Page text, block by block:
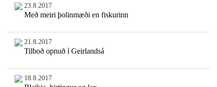
23.8.2017
Með meiri þolinmæði en fiskurinn
21.8.2017
Tilboð opnuð í Geirlandsá
18.8.2017